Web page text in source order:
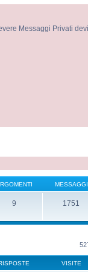
Messaggi Privati
MESSAGGI
9 1751
VISITE